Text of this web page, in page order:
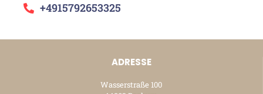
+4915792653325
ADRESSE
Wasserstraße 100